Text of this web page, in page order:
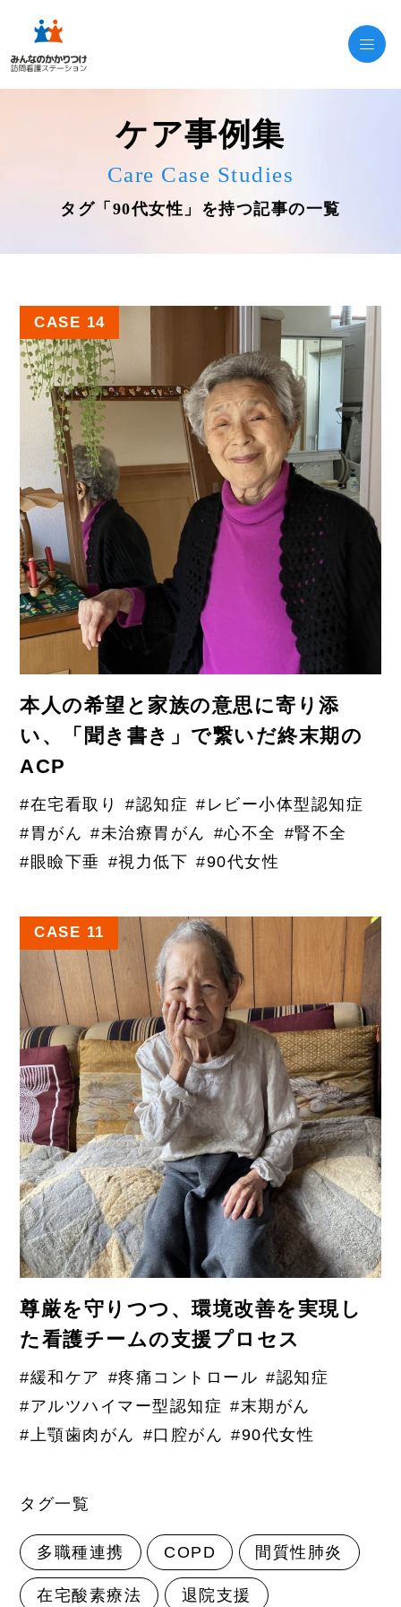
ケア事例集
Care Case Studies
タグ「90代女性」を持つ記事の一覧
CASE 14
本人の希望と家族の意思に寄り添
い、「聞き書き」で繋いだ終末期の
ACP
#在宅看取り #認知症 #レビー小体型認知症
#胃がん #未治療胃がん #心不全 #腎不全
#眼瞼下垂 #視力低下 #90代女性
CASE 11
尊厳を守りつつ、環境改善を実現し
た看護チームの支援プロセス
#緩和ケア #疼痛コントロール #認知症
#アルツハイマー型認知症 #末期がん
#上顎歯肉がん #口腔がん #90代女性
タグ一覧
多職種連携 COPD 間質性肺炎
在宅酸素療法 退院支援